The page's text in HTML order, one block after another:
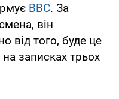
ВВС. За
він
від того, буде це
записках трьох